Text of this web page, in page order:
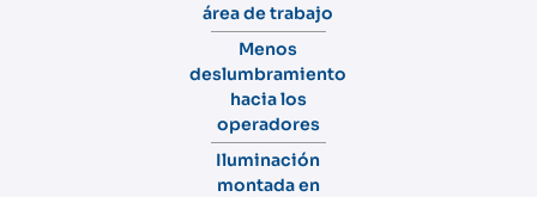
área de trabajo
Menos
deslumbramiento
hacia los
operadores
Iluminación
montada en